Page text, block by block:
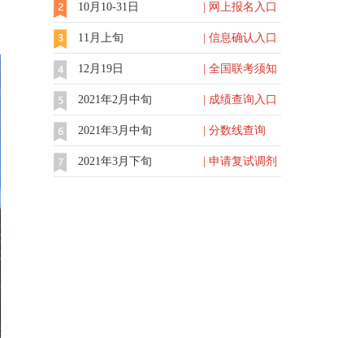
10月10-31日 | 网上报名入口
11月上旬 | 信息确认入口
12月19日 | 全国联考须知
2021年2月中旬 | 成绩查询入口
2021年3月中旬 | 分数线查询
2021年3月下旬 | 申请复试调剂